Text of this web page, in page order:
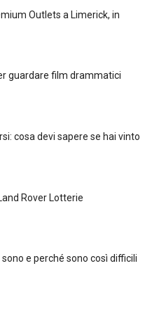
Outlets a Limerick, in
guardare film drammatici
cosa devi sapere se hai vinto
Rover Lotterie
sono e perché sono così difficili